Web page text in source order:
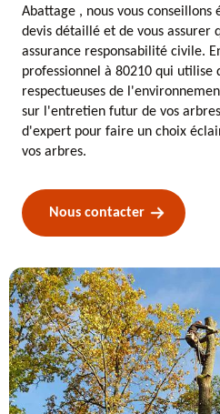
Abattage , nous vous
devis détaillé et de vous assurer
assurance responsabilité civile.
professionnel à 80210 qui utilise
respectueuses de
sur l'entretien futur de vos
d'expert pour faire un choix
vos arbres.
Nous contacter